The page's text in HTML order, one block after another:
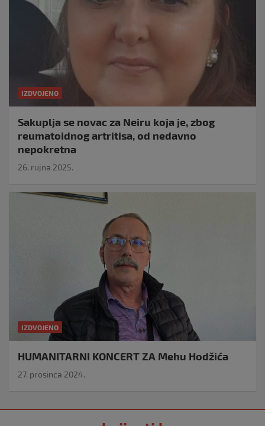
IZDVOJENO
Sakuplja se novac za Neiru koja je, zbog
reumatoidnog artritisa, od nedavno
nepokretna
26. rujna 2025.
IZDVOJENO
HUMANITARNI KONCERT ZA Mehu Hodžića
27. prosinca 2024.